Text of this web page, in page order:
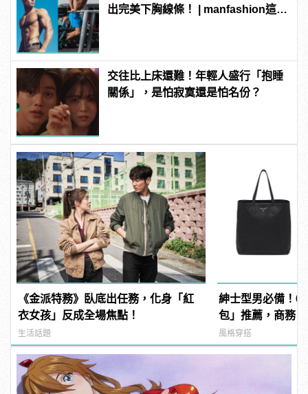
出完美下胸線條！ | manfashion這樣
交往比上床還難！年輕人盛行「抱睡
關係」，是怕寂寞還是怕名份？
《金派特務》臥底出任務，化身「紅
衣女孩」反成全場焦點！
生活話題
紳士型男必備！6
包」推薦，商務
manfashion這樣
風格穿搭